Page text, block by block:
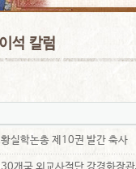
황실학논총 제10권 발간 축사